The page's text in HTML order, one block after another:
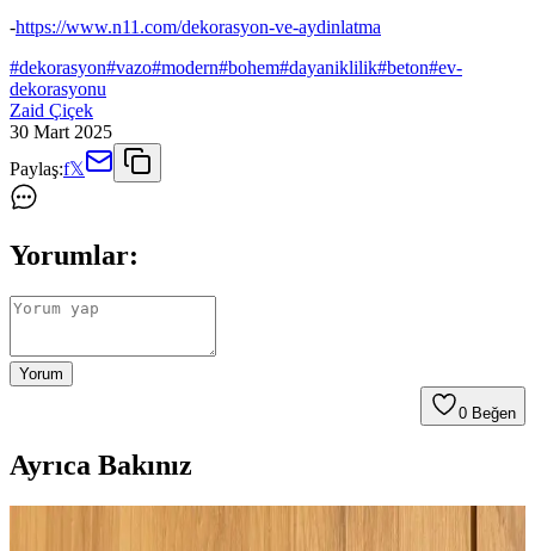
-https://www.n11.com/dekorasyon-ve-aydinlatma
#dekorasyon#vazo#modern#bohem#dayaniklilik#beton#ev-
dekorasyonu
Zaid Çiçek
30 Mart 2025
Paylaş:f𝕏
Yorumlar:
Yorum
0 Beğen
Ayrıca Bakınız